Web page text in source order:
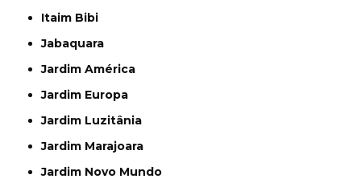
Itaim Bibi
Jabaquara
Jardim América
Jardim Europa
Jardim Luzitânia
Jardim Marajoara
Jardim Novo Mundo